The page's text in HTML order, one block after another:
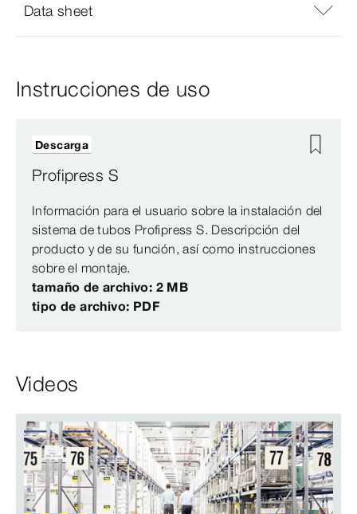
Data sheet
Instrucciones de uso
Profipress S
Información para el usuario sobre la instalación del
sistema de tubos Profipress S. Descripción del
producto y de su función, así como instrucciones
sobre el montaje.
tamaño de archivo: 2 MB
tipo de archivo: PDF
Descarga
Videos